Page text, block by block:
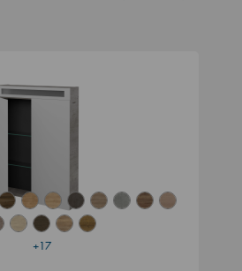
+17